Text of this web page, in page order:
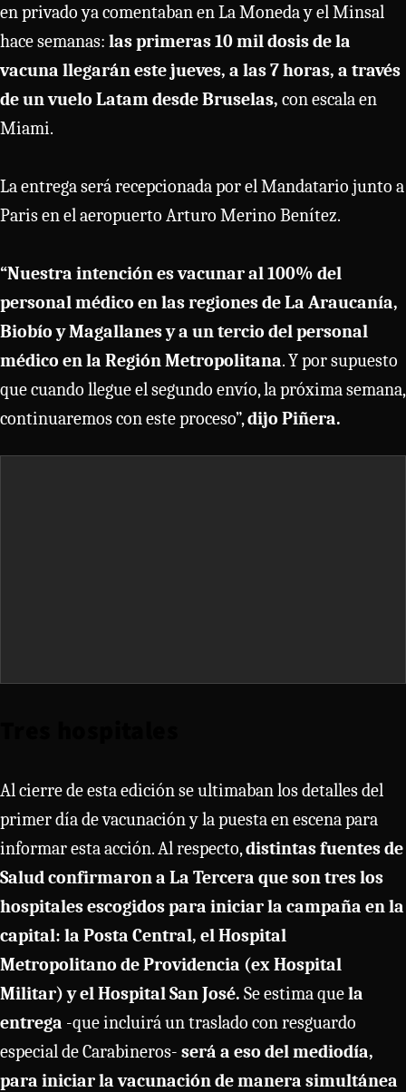
en privado ya comentaban en La Moneda y el Minsal
hace semanas: las primeras 10 mil dosis de la
vacuna llegarán este jueves, a las 7 horas, a través
de un vuelo Latam desde Bruselas, con escala en
Miami.
La entrega será recepcionada por el Mandatario junto a
Paris en el aeropuerto Arturo Merino Benítez.
“Nuestra intención es vacunar al 100% del
personal médico en las regiones de La Araucanía,
Biobío y Magallanes y a un tercio del personal
médico en la Región Metropolitana. Y por supuesto
que cuando llegue el segundo envío, la próxima semana,
continuaremos con este proceso”,dijo Piñera.
Al cierre de esta edición se ultimaban los detalles del
primer día de vacunación y la puesta en escena para
informar esta acción. Al respecto,distintas fuentes de
Salud confirmaron a La Tercera que son tres los
hospitales escogidos para iniciar la campaña en la
capital: la Posta Central, el Hospital
Metropolitano de Providencia (ex Hospital
Militar) y el Hospital San José. Se estima quela
entrega -que incluirá un traslado con resguardo
especial de Carabineros- será a eso del mediodía,
para iniciar la vacunación de manera simultánea